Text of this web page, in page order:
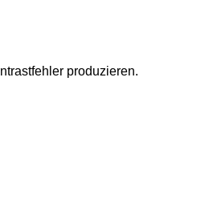
produzieren.